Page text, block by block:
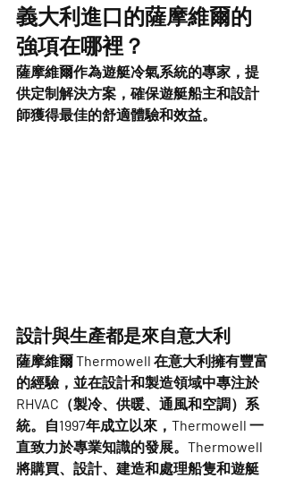
義大利進口的薩摩維爾的
強項在哪裡？
薩摩維爾作為遊艇冷氣系統的專家，提
供定制解決方案，確保遊艇船主和設計
師獲得最佳的舒適體驗和效益。
設計與生產都是來自意大利
薩摩維爾 Thermowell 在意大利擁有豐富
的經驗，並在設計和製造領域中專注於
RHVAC（製冷、供暖、通風和空調）系
統。自1997年成立以來，Thermowell 一
直致力於專業知識的發展。Thermowell
將購買、設計、建造和處理船隻和遊艇